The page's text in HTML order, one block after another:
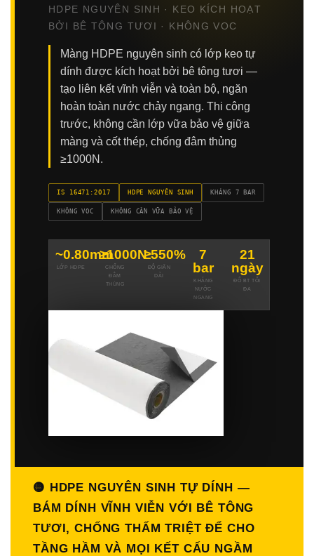
HDPE NGUYÊN SINH · KEO KÍCH HOẠT
BỞI BÊ TÔNG TƯƠI · KHÔNG VOC
Màng HDPE nguyên sinh có lớp keo tự
dính được kích hoạt bởi bê tông tươi —
tạo liên kết vĩnh viễn và toàn bộ, ngăn
hoàn toàn nước chảy ngang. Thi công
trước, không cần lớp vữa bảo vệ giữa
màng và cốt thép, chống đâm thủng
≥1000N.
IS 16471:2017 HDPE NGUYÊN SINH KHÁNG 7 BAR
KHÔNG VOC KHÔNG CẦN VỮA BẢO VỆ
~0.80mm
LỚP HDPE
≥1000N
CHỐNG
ĐÂM
THỦNG
≥550%
ĐỘ GIÃN
DÀI
7
bar
KHÁNG
NƯỚC
NGANG
21
ngày
ĐỔ BT TỐI
ĐA
🟡 HDPE NGUYÊN SINH TỰ DÍNH —
BÁM DÍNH VĨNH VIỄN VỚI BÊ TÔNG
TƯƠI, CHỐNG THẤM TRIỆT ĐỂ CHO
TẦNG HẦM VÀ MỌI KẾT CẤU NGẦM